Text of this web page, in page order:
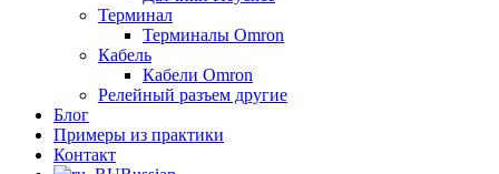
Терминал
Терминалы Omron
Кабель
Кабели Omron
Релейный разъем другие
Блог
Примеры из практики
Контакт